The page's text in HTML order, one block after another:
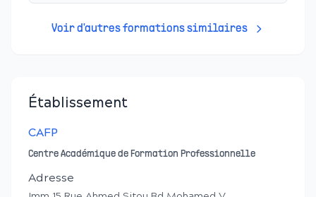
Voir d'autres formations similaires
Établissement
CAFP
Centre Académique de Formation Professionnelle
Adresse